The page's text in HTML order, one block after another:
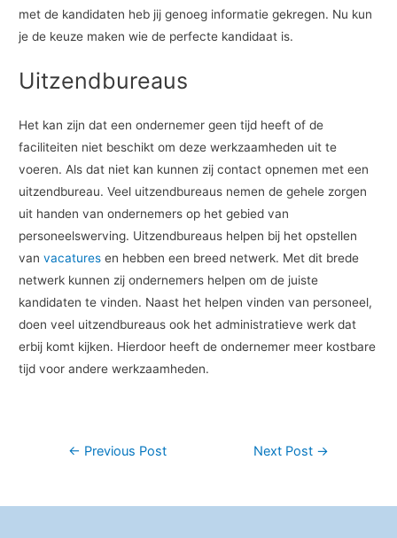
met de kandidaten heb jij genoeg informatie gekregen. Nu kun
je de keuze maken wie de perfecte kandidaat is.
Uitzendbureaus
Het kan zijn dat een ondernemer geen tijd heeft of de
faciliteiten niet beschikt om deze werkzaamheden uit te
voeren. Als dat niet kan kunnen zij contact opnemen met een
uitzendbureau. Veel uitzendbureaus nemen de gehele zorgen
uit handen van ondernemers op het gebied van
personeelswerving. Uitzendbureaus helpen bij het opstellen
vanvacatures en hebben een breed netwerk. Met dit brede
netwerk kunnen zij ondernemers helpen om de juiste
kandidaten te vinden. Naast het helpen vinden van personeel,
doen veel uitzendbureaus ook het administratieve werk dat
erbij komt kijken. Hierdoor heeft de ondernemer meer kostbare
tijd voor andere werkzaamheden.
Post
← Previous Post Next Post →